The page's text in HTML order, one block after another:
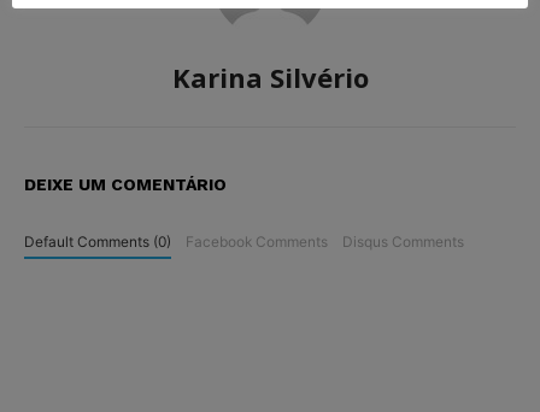
Karina Silvério
DEIXE UM COMENTÁRIO
Default Comments (0) Facebook Comments Disqus Comments